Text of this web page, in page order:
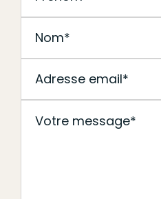
Soumettre
J'accepte lesconditions